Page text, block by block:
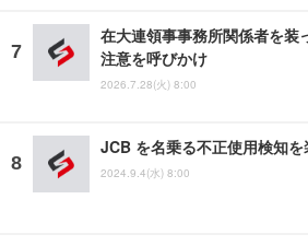
在大連領事事務所関係者を装
注意を呼びかけ
2026.7.28(火) 8:00
JCB を名乗る不正使用検知
2024.9.4(水) 8:00